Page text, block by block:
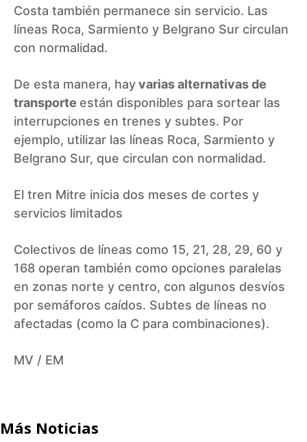
Costa también permanece sin servicio. Las
líneas Roca, Sarmiento y Belgrano Sur circulan
con normalidad.
De esta manera, hayvarias alternativas de
transporte están disponibles para sortear las
interrupciones en trenes y subtes. Por
ejemplo, utilizar las líneas Roca, Sarmiento y
Belgrano Sur, que circulan con normalidad.
El tren Mitre inicia dos meses de cortes y
servicios limitados
Colectivos de líneas como 15, 21, 28, 29, 60 y
168 operan también como opciones paralelas
en zonas norte y centro, con algunos desvíos
por semáforos caídos. Subtes de líneas no
afectadas (como la C para combinaciones).
MV / EM
Más Noticias